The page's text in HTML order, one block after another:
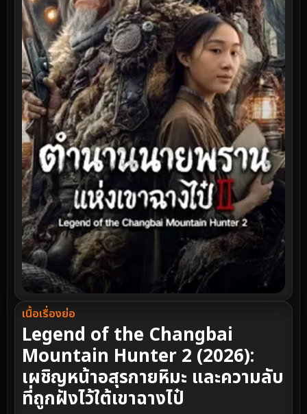
เนื้อเรื่องย่อ
Legend of the Changbai
Mountain Hunter 2 (2026):
เผชิญหน้าอสุรกายหิมะ และความลับ
ที่ถูกฝังไว้ใต้เขาฉางไป๋